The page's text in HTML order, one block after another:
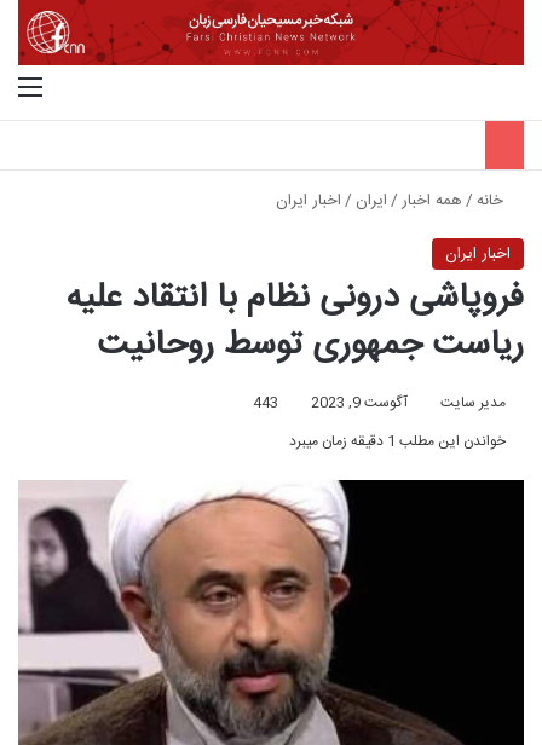
خانه/همه اخبار/ایران /اخبار ایران
اخبار ایران
فروپاشی درونی نظام با انتقاد علیه
ریاست جمهوری توسط روحانیت
مدیر سایت آگوست 9, 2023
443
خواندن این مطلب 1 دقیقه زمان میبرد